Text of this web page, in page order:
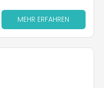
MEHR ERFAHREN